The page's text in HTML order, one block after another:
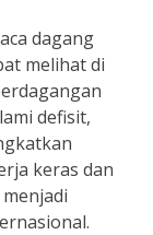
dagang
melihat di
defisit,
keras dan